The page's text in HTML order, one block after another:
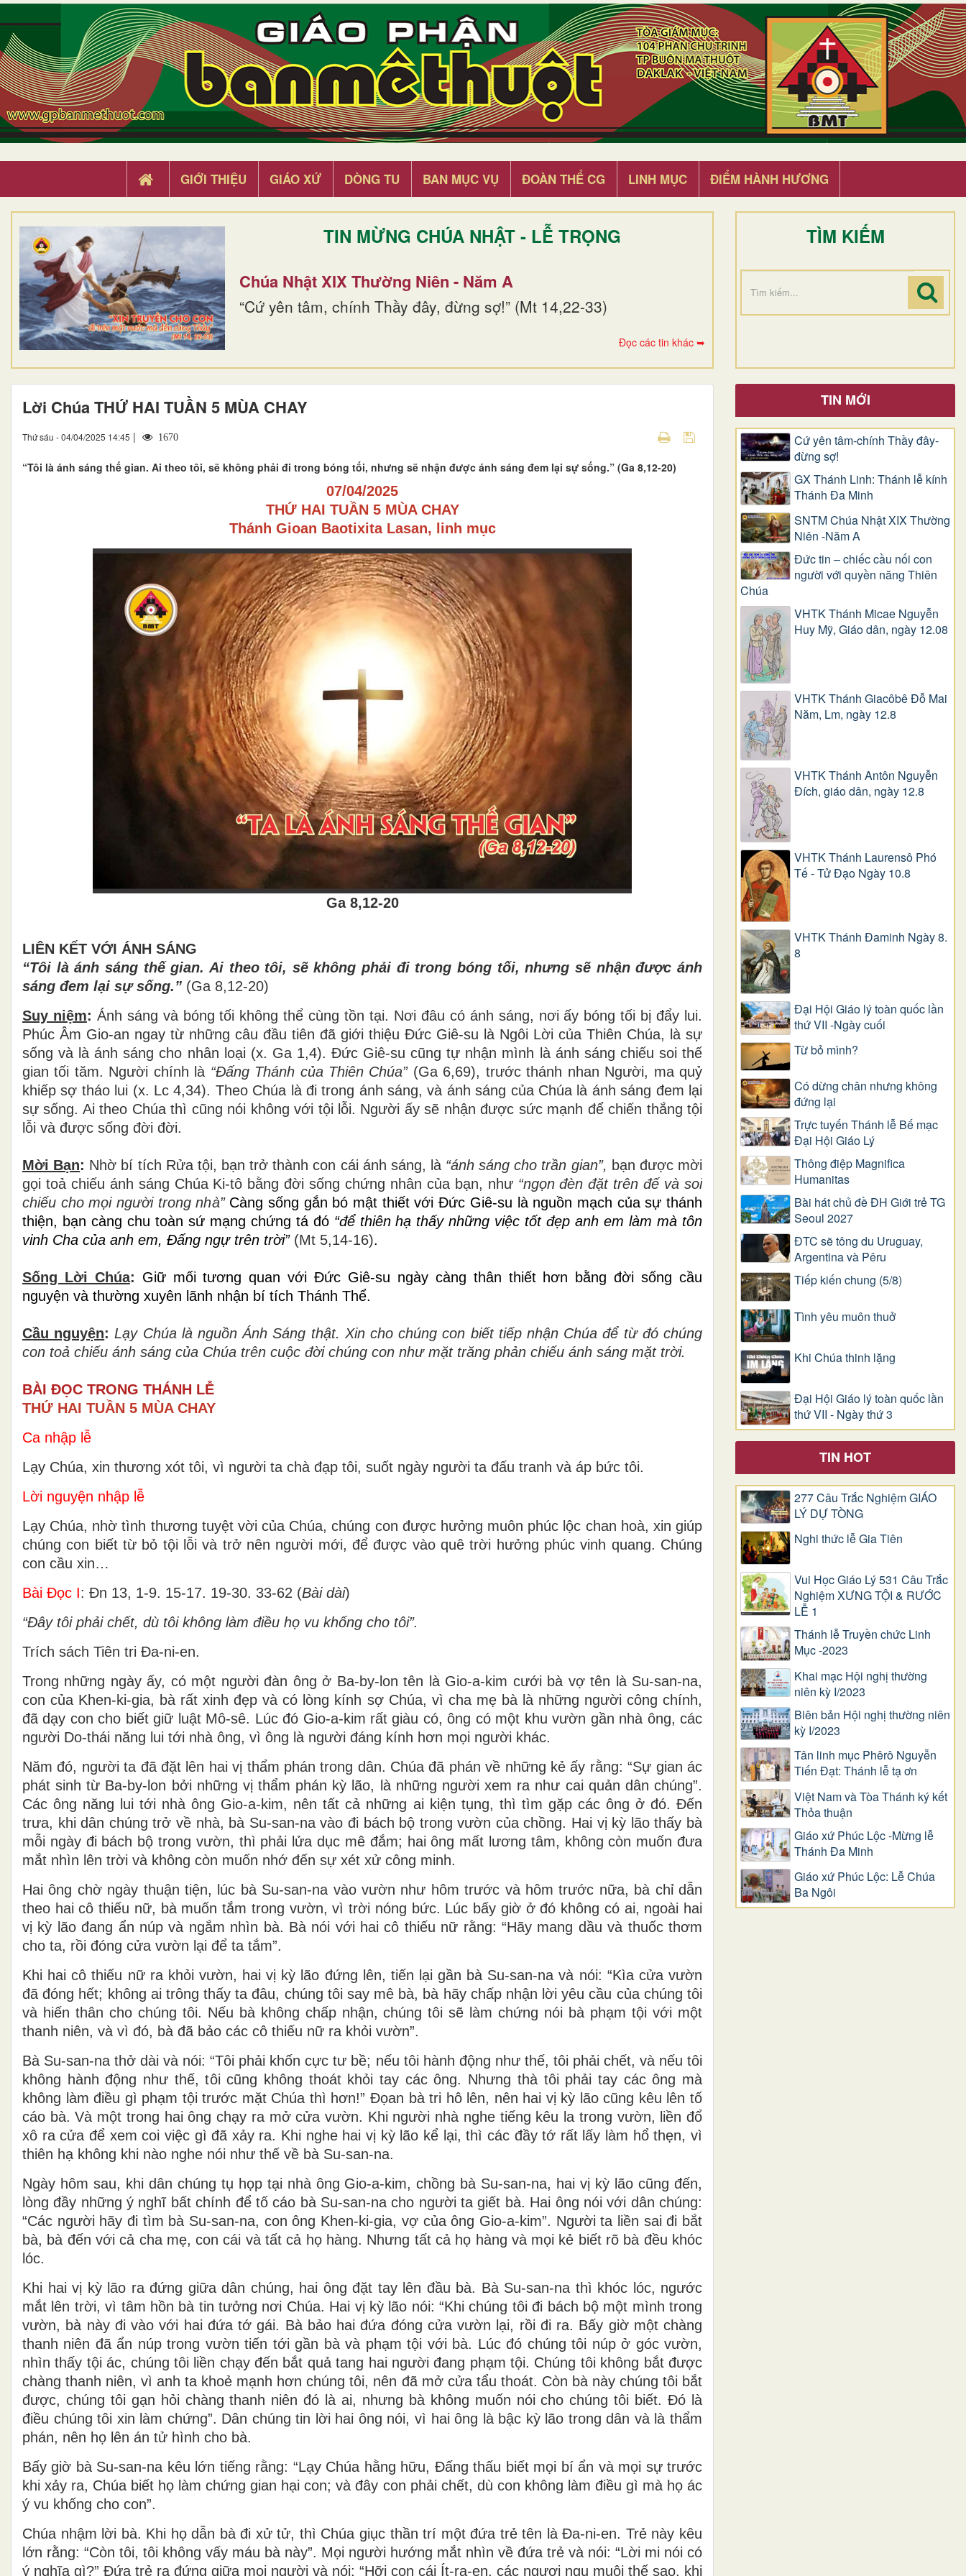
GIỚI THIỆU GIÁO XỨ DÒNG TU BAN MỤC VỤ ĐOÀN THỂ CG LINH MỤC ĐIỂM HÀNH HƯƠNG
TIN MỪNG CHÚA NHẬT - LỄ TRỌNG
Chúa Nhật XIX Thường Niên - Năm A
“Cứ yên tâm, chính Thầy đây, đừng sợ!” (Mt 14,22-33)
Đọc các tin khác ➥
TÌM KIẾM
Lời Chúa THỨ HAI TUẦN 5 MÙA CHAY
Thứ sáu - 04/04/2025 14:45 | 1670
“Tôi là ánh sáng thế gian. Ai theo tôi, sẽ không phải đi trong bóng tối, nhưng sẽ nhận được ánh sáng đem lại sự sống.” (Ga 8,12-20)
07/04/2025
THỨ HAI TUẦN 5 MÙA CHAY
Thánh Gioan Baotixita Lasan, linh mục
Ga 8,12-20
LIÊN KẾT VỚI ÁNH SÁNG
“Tôi là ánh sáng thế gian. Ai theo tôi, sẽ không phải đi trong bóng tối, nhưng sẽ nhận được ánh
sáng đem lại sự sống.” (Ga 8,12-20)
Suy niệm: Ánh sáng và bóng tối không thể cùng tồn tại. Nơi đâu có ánh sáng, nơi ấy bóng tối bị đẩy lui.
Phúc Âm Gio-an ngay từ những câu đầu tiên đã giới thiệu Đức Giê-su là Ngôi Lời của Thiên Chúa, là sự
sống và là ánh sáng cho nhân loại (x. Ga 1,4). Đức Giê-su cũng tự nhận mình là ánh sáng chiếu soi thế
gian tối tăm. Người chính là “Đấng Thánh của Thiên Chúa”(Ga 6,69), trước thánh nhan Người, ma quỷ
khiếp sợ tháo lui (x. Lc 4,34). Theo Chúa là đi trong ánh sáng, và ánh sáng của Chúa là ánh sáng đem lại
sự sống. Ai theo Chúa thì cũng nói không với tội lỗi. Người ấy sẽ nhận được sức mạnh để chiến thắng tội
lỗi và được sống đời đời.
Mời Bạn: Nhờ bí tích Rửa tội, bạn trở thành con cái ánh sáng, là “ánh sáng cho trần gian”, bạn được mời
gọi toả chiếu ánh sáng Chúa Ki-tô bằng đời sống chứng nhân của bạn, như “ngọn đèn đặt trên đế và soi
chiếu cho mọi người trong nhà” Càng sống gắn bó mật thiết với Đức Giê-su là nguồn mạch của sự thánh
thiện, bạn càng chu toàn sứ mạng chứng tá đó “để thiên hạ thấy những việc tốt đẹp anh em làm mà tôn
vinh Cha của anh em, Đấng ngự trên trời” (Mt 5,14-16).
Sống Lời Chúa: Giữ mối tương quan với Đức Giê-su ngày càng thân thiết hơn bằng đời sống cầu
nguyện và thường xuyên lãnh nhận bí tích Thánh Thể.
Cầu nguyện: Lạy Chúa là nguồn Ánh Sáng thật. Xin cho chúng con biết tiếp nhận Chúa để từ đó chúng
con toả chiếu ánh sáng của Chúa trên cuộc đời chúng con như mặt trăng phản chiếu ánh sáng mặt trời.
BÀI ĐỌC TRONG THÁNH LỄ
THỨ HAI TUẦN 5 MÙA CHAY
Ca nhập lễ
Lạy Chúa, xin thương xót tôi, vì người ta chà đạp tôi, suốt ngày người ta đấu tranh và áp bức tôi.
Lời nguyện nhập lễ
Lạy Chúa, nhờ tình thương tuyệt vời của Chúa, chúng con được hưởng muôn phúc lộc chan hoà, xin giúp
chúng con biết từ bỏ tội lỗi và trở nên người mới, để được vào quê trời hưởng phúc vinh quang. Chúng
con cầu xin…
Bài Ðọc I: Ðn 13, 1-9. 15-17. 19-30. 33-62 (Bài dài)
“Ðây tôi phải chết, dù tôi không làm điều họ vu khống cho tôi”.
Trích sách Tiên tri Ða-ni-en.
Trong những ngày ấy, có một người đàn ông ở Ba-by-lon tên là Gio-a-kim cưới bà vợ tên là Su-san-na,
con của Khen-ki-gia, bà rất xinh đẹp và có lòng kính sợ Chúa, vì cha mẹ bà là những người công chính,
đã dạy con cho biết giữ luật Mô-sê. Lúc đó Gio-a-kim rất giàu có, ông có một khu vườn gần nhà ông, các
người Do-thái năng lui tới nhà ông, vì ông là người đáng kính hơn mọi người khác.
Năm đó, người ta đã đặt lên hai vị thẩm phán trong dân. Chúa đã phán về những kẻ ấy rằng: “Sự gian ác
phát sinh từ Ba-by-lon bởi những vị thẩm phán kỳ lão, là những người xem ra như cai quản dân chúng”.
Các ông năng lui tới nhà ông Gio-a-kim, nên tất cả những ai kiện tụng, thì tìm gặp các ông ở đó. Ðến
trưa, khi dân chúng trở về nhà, bà Su-san-na vào đi bách bộ trong vườn của chồng. Hai vị kỳ lão thấy bà
mỗi ngày đi bách bộ trong vườn, thì phải lửa dục mê đắm; hai ông mất lương tâm, không còn muốn đưa
mắt nhìn lên trời và không còn muốn nhớ đến sự xét xử công minh.
Hai ông chờ ngày thuận tiện, lúc bà Su-san-na vào vườn như hôm trước và hôm trước nữa, bà chỉ dẫn
theo hai cô thiếu nữ, bà muốn tắm trong vườn, vì trời nóng bức. Lúc bấy giờ ở đó không có ai, ngoài hai
vị kỳ lão đang ẩn núp và ngắm nhìn bà. Bà nói với hai cô thiếu nữ rằng: “Hãy mang dầu và thuốc thơm
cho ta, rồi đóng cửa vườn lại để ta tắm”.
Khi hai cô thiếu nữ ra khỏi vườn, hai vị kỳ lão đứng lên, tiến lại gần bà Su-san-na và nói: “Kìa cửa vườn
đã đóng hết; không ai trông thấy ta đâu, chúng tôi say mê bà, bà hãy chấp nhận lời yêu cầu của chúng tôi
và hiến thân cho chúng tôi. Nếu bà không chấp nhận, chúng tôi sẽ làm chứng nói bà phạm tội với một
thanh niên, và vì đó, bà đã bảo các cô thiếu nữ ra khỏi vườn”.
Bà Su-san-na thở dài và nói: “Tôi phải khốn cực tư bề; nếu tôi hành động như thế, tôi phải chết, và nếu tôi
không hành động như thế, tôi cũng không thoát khỏi tay các ông. Nhưng thà tôi phải tay các ông mà
không làm điều gì phạm tội trước mặt Chúa thì hơn!” Ðọan bà tri hô lên, nên hai vị kỳ lão cũng kêu lên tố
cáo bà. Và một trong hai ông chạy ra mở cửa vườn. Khi người nhà nghe tiếng kêu la trong vườn, liền đổ
xô ra cửa để xem coi việc gì đã xảy ra. Khi nghe hai vị kỳ lão kể lại, thì các đầy tớ rất lấy làm hổ thẹn, vì
thiên hạ không khi nào nghe nói như thế về bà Su-san-na.
Ngày hôm sau, khi dân chúng tụ họp tại nhà ông Gio-a-kim, chồng bà Su-san-na, hai vị kỳ lão cũng đến,
lòng đầy những ý nghĩ bất chính để tố cáo bà Su-san-na cho người ta giết bà. Hai ông nói với dân chúng:
“Các người hãy đi tìm bà Su-san-na, con ông Khen-ki-gia, vợ của ông Gio-a-kim”. Người ta liền sai đi bắt
bà, bà đến với cả cha mẹ, con cái và tất cả họ hàng. Nhưng tất cả họ hàng và mọi kẻ biết rõ bà đều khóc
lóc.
Khi hai vị kỳ lão ra đứng giữa dân chúng, hai ông đặt tay lên đầu bà. Bà Su-san-na thì khóc lóc, ngước
mắt lên trời, vì tâm hồn bà tin tưởng nơi Chúa. Hai vị kỳ lão nói: “Khi chúng tôi đi bách bộ một mình trong
vườn, bà này đi vào với hai đứa tớ gái. Bà bảo hai đứa đóng cửa vườn lại, rồi đi ra. Bấy giờ một chàng
thanh niên đã ẩn núp trong vườn tiến tới gần bà và phạm tội với bà. Lúc đó chúng tôi núp ở góc vườn,
nhìn thấy tội ác, chúng tôi liền chạy đến bắt quả tang hai người đang phạm tội. Chúng tôi không bắt được
chàng thanh niên, vì anh ta khoẻ mạnh hơn chúng tôi, nên đã mở cửa tẩu thoát. Còn bà này chúng tôi bắt
được, chúng tôi gạn hỏi chàng thanh niên đó là ai, nhưng bà không muốn nói cho chúng tôi biết. Ðó là
điều chúng tôi xin làm chứng”. Dân chúng tin lời hai ông nói, vì hai ông là bậc kỳ lão trong dân và là thẩm
phán, nên họ lên án tử hình cho bà.
Bấy giờ bà Su-san-na kêu lớn tiếng rằng: “Lạy Chúa hằng hữu, Ðấng thấu biết mọi bí ẩn và mọi sự trước
khi xảy ra, Chúa biết họ làm chứng gian hại con; và đây con phải chết, dù con không làm điều gì mà họ ác
ý vu khống cho con”.
Chúa nhậm lời bà. Khi họ dẫn bà đi xử tử, thì Chúa giục thần trí một đứa trẻ tên là Ða-ni-en. Trẻ này kêu
lớn rằng: “Còn tôi, tôi không vấy máu bà này”. Mọi người hướng mắt nhìn về đứa trẻ và nói: “Lời mi nói có
ý nghĩa gì?” Ðứa trẻ ra đứng giữa mọi người và nói: “Hỡi con cái Ít-ra-en, các ngươi ngu muội thế sao, khi
TIN MỚI
Cứ yên tâm-chính Thầy đây-
đừng sợ!
GX Thánh Linh: Thánh lễ kính
Thánh Đa Minh
SNTM Chúa Nhật XIX Thường
Niên -Năm A
Đức tin – chiếc cầu nối con
người với quyền năng Thiên
Chúa
VHTK Thánh Micae Nguyễn
Huy Mỹ, Giáo dân, ngày 12.08
VHTK Thánh Giacôbê Ðỗ Mai
Năm, Lm, ngày 12.8
VHTK Thánh Antôn Nguyễn
Ðích, giáo dân, ngày 12.8
VHTK Thánh Laurensô Phó
Tế - Tử Đạo Ngày 10.8
VHTK Thánh Đaminh Ngày 8.
8
Đại Hội Giáo lý toàn quốc lần
thứ VII -Ngày cuối
Từ bỏ mình?
Có dừng chân nhưng không
đứng lại
Trực tuyến Thánh lễ Bế mạc
Đại Hội Giáo Lý
Thông điệp Magnifica
Humanitas
Bài hát chủ đề ĐH Giới trẻ TG
Seoul 2027
ĐTC sẽ tông du Uruguay,
Argentina và Pêru
Tiếp kiến chung (5/8)
Tình yêu muôn thuở
Khi Chúa thinh lặng
Đại Hội Giáo lý toàn quốc lần
thứ VII - Ngày thứ 3
TIN HOT
277 Câu Trắc Nghiệm GIÁO
LÝ DỰ TÒNG
Nghi thức lễ Gia Tiên
Vui Học Giáo Lý 531 Câu Trắc
Nghiệm XƯNG TỘI & RƯỚC
LỄ 1
Thánh lễ Truyền chức Linh
Mục -2023
Khai mạc Hội nghị thường
niên kỳ I/2023
Biên bản Hội nghị thường niên
kỳ I/2023
Tân linh mục Phêrô Nguyễn
Tiến Đạt: Thánh lễ tạ ơn
Việt Nam và Tòa Thánh ký kết
Thỏa thuận
Giáo xứ Phúc Lộc -Mừng lễ
Thánh Đa Minh
Giáo xứ Phúc Lộc: Lễ Chúa
Ba Ngôi